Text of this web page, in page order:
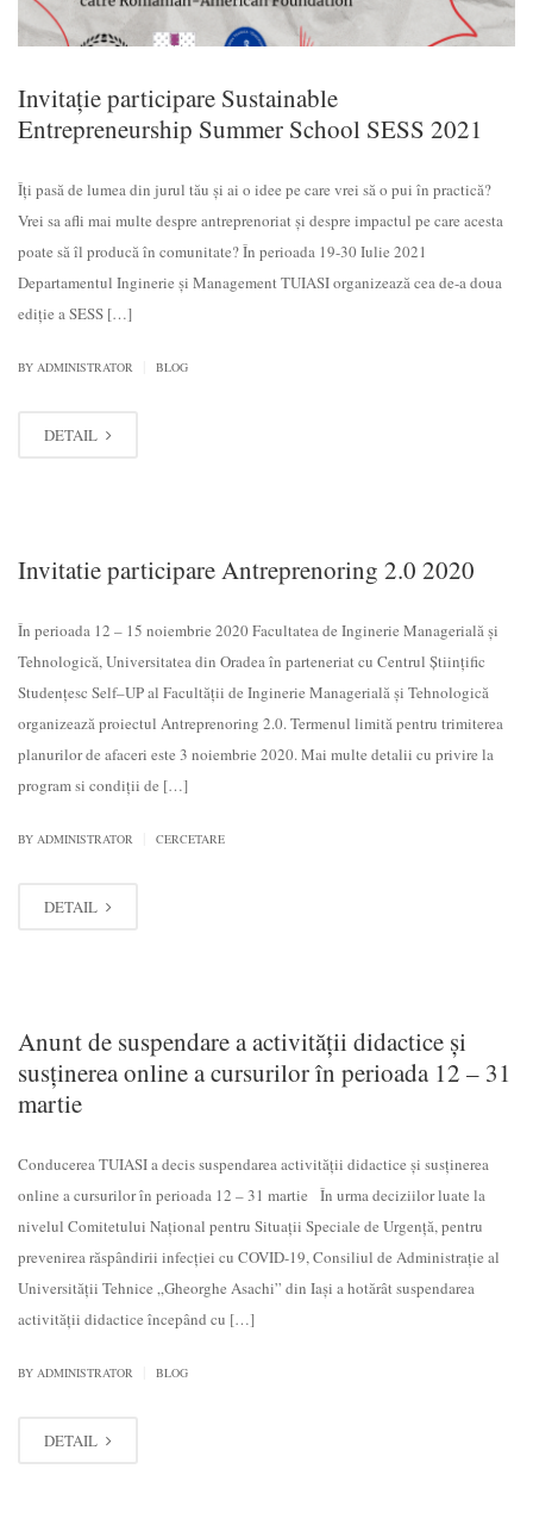
Invitație participare Sustainable
Entrepreneurship Summer School SESS 2021
Îți pasă de lumea din jurul tău și ai o idee pe care vrei să o pui în practică?
Vrei sa afli mai multe despre antreprenoriat și despre impactul pe care acesta
poate să îl producă în comunitate? În perioada 19-30 Iulie 2021
Departamentul Inginerie și Management TUIASI organizează cea de-a doua
ediție a SESS […]
BY ADMINISTRATOR BLOG
DETAIL
Invitatie participare Antreprenoring 2.0 2020
În perioada 12 – 15 noiembrie 2020 Facultatea de Inginerie Managerială și
Tehnologică, Universitatea din Oradea în parteneriat cu Centrul Științific
Studențesc Self–UP al Facultății de Inginerie Managerială și Tehnologică
organizează proiectul Antreprenoring 2.0. Termenul limită pentru trimiterea
planurilor de afaceri este 3 noiembrie 2020. Mai multe detalii cu privire la
program si condiții de […]
BY ADMINISTRATOR CERCETARE
DETAIL
Anunt de suspendare a activității didactice și
susținerea online a cursurilor în perioada 12 – 31
martie
Conducerea TUIASI a decis suspendarea activității didactice și susținerea
online a cursurilor în perioada 12 – 31 martie În urma deciziilor luate la
nivelul Comitetului Național pentru Situații Speciale de Urgență, pentru
prevenirea răspândirii infecției cu COVID-19, Consiliul de Administrație al
Universității Tehnice „Gheorghe Asachi” din Iași a hotărât suspendarea
activității didactice începând cu […]
BY ADMINISTRATOR BLOG
DETAIL